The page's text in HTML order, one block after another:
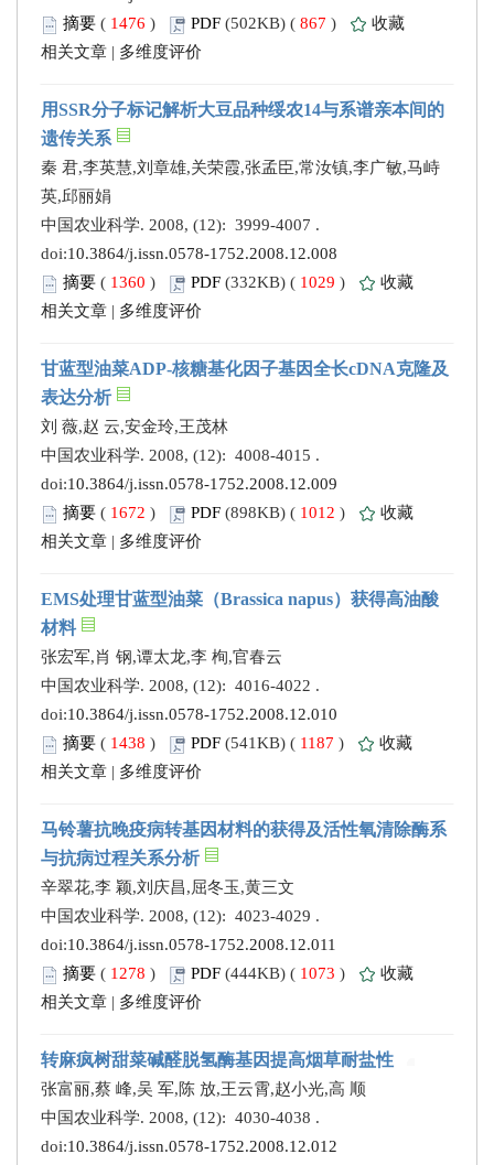
摘要 ( 1476 ) PDF (502KB) ( 867 )
收藏
相关文章 | 多维度评价
用SSR分子标记解析大豆品种绥农14与系谱亲本间的
遗传关系
秦 君,李英慧,刘章雄,关荣霞,张孟臣,常汝镇,李广敏,马峙
英,邱丽娟
中国农业科学. 2008, (12): 3999-4007 .
doi:10.3864/j.issn.0578-1752.2008.12.008
摘要 ( 1360 ) PDF (332KB) ( 1029 )
收藏
相关文章 | 多维度评价
甘蓝型油菜ADP-核糖基化因子基因全长cDNA克隆及
表达分析
刘 薇,赵 云,安金玲,王茂林
中国农业科学. 2008, (12): 4008-4015 .
doi:10.3864/j.issn.0578-1752.2008.12.009
摘要 ( 1672 ) PDF (898KB) ( 1012 )
收藏
相关文章 | 多维度评价
EMS处理甘蓝型油菜（Brassica napus）获得高油酸
材料
张宏军,肖 钢,谭太龙,李 栒,官春云
中国农业科学. 2008, (12): 4016-4022 .
doi:10.3864/j.issn.0578-1752.2008.12.010
摘要 ( 1438 ) PDF (541KB) ( 1187 )
收藏
相关文章 | 多维度评价
马铃薯抗晚疫病转基因材料的获得及活性氧清除酶系
与抗病过程关系分析
辛翠花,李 颖,刘庆昌,屈冬玉,黄三文
中国农业科学. 2008, (12): 4023-4029 .
doi:10.3864/j.issn.0578-1752.2008.12.011
摘要 ( 1278 ) PDF (444KB) ( 1073 )
收藏
相关文章 | 多维度评价
转麻疯树甜菜碱醛脱氢酶基因提高烟草耐盐性
张富丽,蔡 峰,吴 军,陈 放,王云霄,赵小光,高 顺
中国农业科学. 2008, (12): 4030-4038 .
doi:10.3864/j.issn.0578-1752.2008.12.012